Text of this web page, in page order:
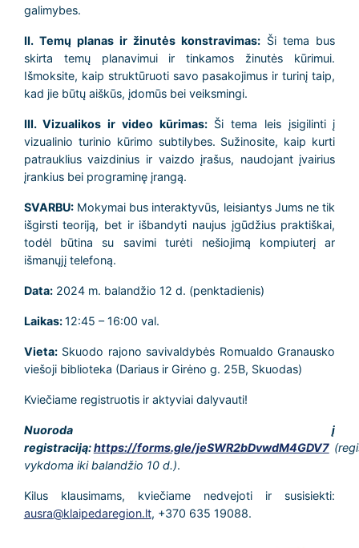
galimybes.
II. Temų planas ir žinutės konstravimas: Ši tema bus
skirta temų planavimui ir tinkamos žinutės kūrimui.
Išmoksite, kaip struktūruoti savo pasakojimus ir turinį taip,
kad jie būtų aiškūs, įdomūs bei veiksmingi.
III. Vizualikos ir video kūrimas:Ši tema leis įsigilinti į
vizualinio turinio kūrimo subtilybes. Sužinosite, kaip kurti
patrauklius vaizdinius ir vaizdo įrašus, naudojant įvairius
įrankius bei programinę įrangą.
SVARBU:Mokymai bus interaktyvūs, leisiantys Jums ne tik
išgirsti teoriją, bet ir išbandyti naujus įgūdžius praktiškai,
todėl būtina su savimi turėti nešiojimą kompiuterį ar
išmanųjį telefoną.
Data:2024 m. balandžio 12 d. (penktadienis)
Laikas:12:45 – 16:00 val.
Vieta:Skuodo rajono savivaldybės Romualdo Granausko
viešoji biblioteka (Dariaus ir Girėno g. 25B, Skuodas)
Kviečiame registruotis ir aktyviai dalyvauti!
Nuoroda į
registraciją:https://forms.gle/jeSWR2bDvwdM4GDV7
vykdoma iki balandžio 10 d.).
Kilus klausimams, kviečiame nedvejoti ir susisiekti:
ausra@klaipedaregion.lt, +370 635 19088.